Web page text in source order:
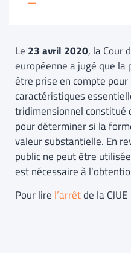
Le 23 avril 2020, la Cour
européenne a jugé que
être prise en compte
caractéristiques
tridimensionnel constitué
pour déterminer si la
valeur substantielle. En
public ne peut être
est nécessaire à
Pour lire l’arrêtde la CJUE